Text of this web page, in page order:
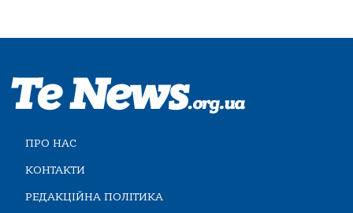
ПРО НАС
КОНТАКТИ
РЕДАКЦІЙНА ПОЛІТИКА